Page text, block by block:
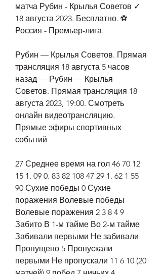
матча Рубин - Крылья Советов ✓
18 августа 2023. Бесплатно. ⚽
Россия - Премьер-лига.
Рубин — Крылья Советов. Прямая
трансляция 18 августа 5 часов
назад — Рубин — Крылья
Советов. Прямая трансляция 18
августа 2023, 19:00. Смотреть
онлайн видеотрансляцию.
Прямые эфиры спортивных
событий
27 Среднее время на гол 46 70 12
15 1. 09 0. 83 82 108 47 29 1. 62 1 55
90 Сухие победы 0 Сухие
поражения Волевые победы
Волевые поражения 2 3 8 4 9
Забито В 1-м тайме Во 2-м тайме
Забивали первыми Не забивали
Пропущено 5 Пропускали
первыми Не пропускали 11 6 10 (20